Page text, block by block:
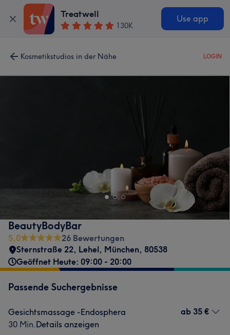
Treatwell
130K
Use app
Kosmetikstudios in der Nähe LOGIN
BeautyBodyBar
5,0
26 Bewertungen
Sternstraße 22, Lehel, München, 80538
Geöffnet Heute: 09:00 - 20:00
Passende Suchergebnisse
Gesichtsmassage -Endosphera
30 Min.Details anzeigen
ab 35 €